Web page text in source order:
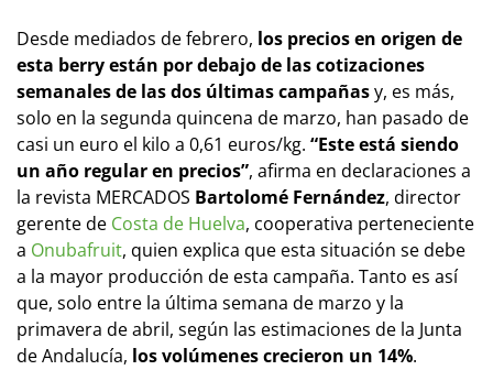
Desde mediados de febrero, los precios en origen de
esta berry están por debajo de las cotizaciones
semanales de las dos últimas campañasy, es más,
solo en la segunda quincena de marzo, han pasado de
casi un euro el kilo a 0,61 euros/kg. “Este está siendo
un año regular en precios”, afirma en declaraciones a
la revista MERCADOS Bartolomé Fernández, director
gerente de Costa de Huelva, cooperativa perteneciente
a Onubafruit, quien explica que esta situación se debe
a la mayor producción de esta campaña. Tanto es así
que, solo entre la última semana de marzo y la
primavera de abril, según las estimaciones de la Junta
de Andalucía, los volúmenes crecieron un 14%.